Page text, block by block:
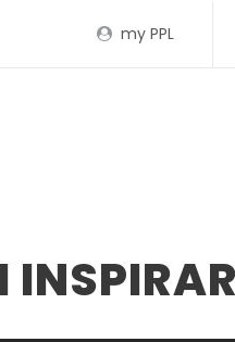
my PPL
INSPIRAR